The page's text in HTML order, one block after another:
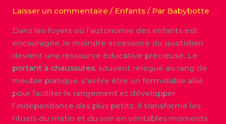
Laisser un commentaire / Enfants/ Par Babybotte
Dans les foyers où l’autonomie des enfants est
encouragée, le moindre accessoire du quotidien
devient une ressource éducative précieuse. Le
portant à chaussures, souvent relégué au rang de
meuble pratique, s’avère être un formidable allié
pour faciliter le rangement et développer
l’indépendance des plus petits. Il transforme les
rituels du matin et du soir en véritables moments